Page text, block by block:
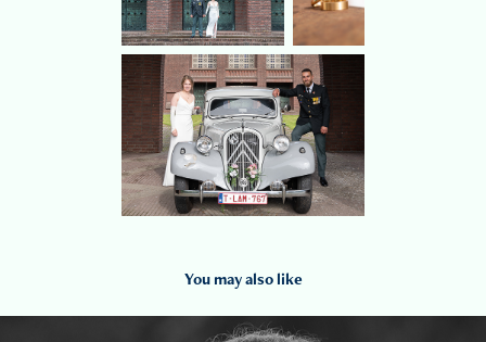
You may also like